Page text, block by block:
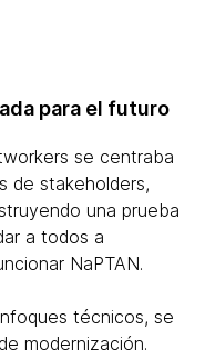
para el futuro
se centraba
de stakeholders,
una prueba
a todos a
NaPTAN.
técnicos, se
modernización.